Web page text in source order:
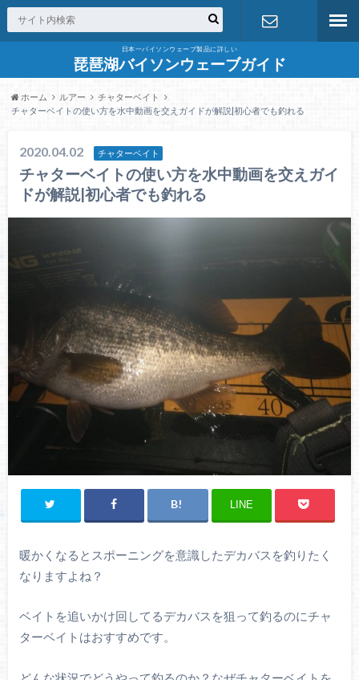
日本一バイソンウェーブ製品に詳しい
琵琶湖バイソンウェーブガイド
お問合せ
ホーム ルアー
チャターベイト
チャターベイトの使い方を水中動画を交えガイドが解説|初心者でも釣れる
2020.04.02 チャターベイト
チャターベイトの使い方を水中動画を交えガイ
ドが解説|初心者でも釣れる
LINE
暖かくなるとスポーニングを意識したデカバスを釣りたく
なりますよね？
ベイトを追いかけ回してるデカバスを狙って釣るのにチャ
ターベイトはおすすめです。